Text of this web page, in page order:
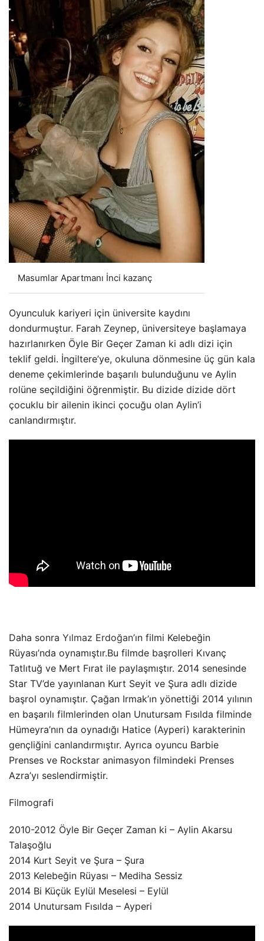
Masumlar Apartmanı İnci kazanç
Oyunculuk kariyeri için üniversite kaydını
dondurmuştur. Farah Zeynep, üniversiteye başlamaya
hazırlanırken Öyle Bir Geçer Zaman ki adlı dizi için
teklif geldi. İngiltere’ye, okuluna dönmesine üç gün kala
deneme çekimlerinde başarılı bulunduğunu ve Aylin
rolüne seçildiğini öğrenmiştir. Bu dizide dizide dört
çocuklu bir ailenin ikinci çocuğu olan Aylin’i
canlandırmıştır.
Daha sonra Yılmaz Erdoğan’ın filmi Kelebeğin
Rüyası’nda oynamıştır.Bu filmde başrolleri Kıvanç
Tatlıtuğ ve Mert Fırat ile paylaşmıştır. 2014 senesinde
Star TV’de yayınlanan Kurt Seyit ve Şura adlı dizide
başrol oynamıştır. Çağan Irmak’ın yönettiği 2014 yılının
en başarılı filmlerinden olan Unutursam Fısılda filminde
Hümeyra’nın da oynadığı Hatice (Ayperi) karakterinin
gençliğini canlandırmıştır. Ayrıca oyuncu Barbie
Prenses ve Rockstar animasyon filmindeki Prenses
Azra’yı seslendirmiştir.
Filmografi
2010-2012 Öyle Bir Geçer Zaman ki – Aylin Akarsu
Talaşoğlu
2014 Kurt Seyit ve Şura – Şura
2013 Kelebeğin Rüyası – Mediha Sessiz
2014 Bi Küçük Eylül Meselesi – Eylül
2014 Unutursam Fısılda – Ayperi